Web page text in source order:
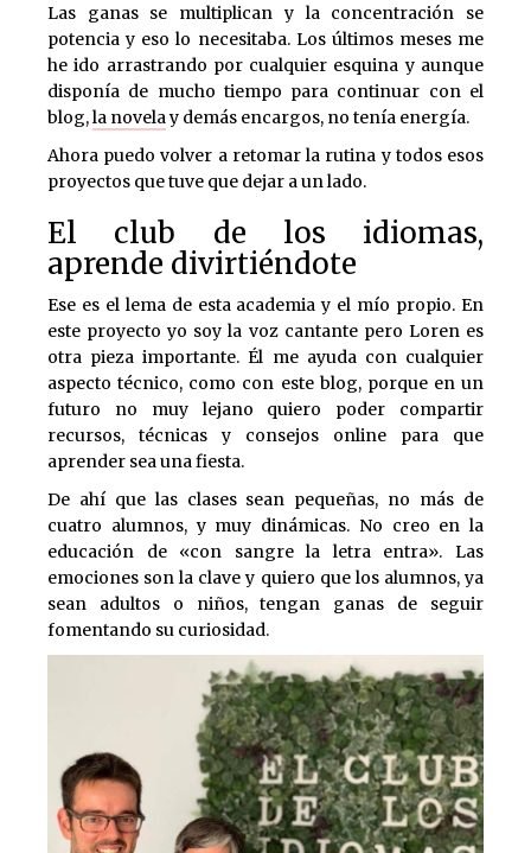
Las ganas se multiplican y la concentración se
potencia y eso lo necesitaba. Los últimos meses me
he ido arrastrando por cualquier esquina y aunque
disponía de mucho tiempo para continuar con el
blog,la novelay demás encargos, no tenía energía.
Ahora puedo volver a retomar la rutina y todos esos
proyectos que tuve que dejar a un lado.
El club de los idiomas,
aprende divirtiéndote
Ese es el lema de esta academia y el mío propio. En
este proyecto yo soy la voz cantante pero Loren es
otra pieza importante. Él me ayuda con cualquier
aspecto técnico, como con este blog, porque en un
futuro no muy lejano quiero poder compartir
recursos, técnicas y consejos online para que
aprender sea una fiesta.
De ahí que las clases sean pequeñas, no más de
cuatro alumnos, y muy dinámicas. No creo en la
educación de «con sangre la letra entra». Las
emociones son la clave y quiero que los alumnos, ya
sean adultos o niños, tengan ganas de seguir
fomentando su curiosidad.